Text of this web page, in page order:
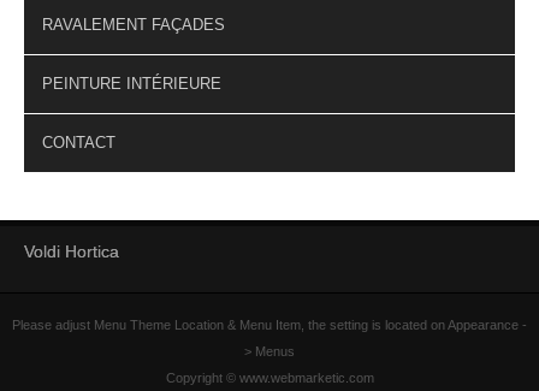
RAVALEMENT FAÇADES
PEINTURE INTÉRIEURE
CONTACT
Voldi Hortica
Please adjust Menu Theme Location & Menu Item, the setting is located on Appearance -
> Menus
Copyright © www.webmarketic.com